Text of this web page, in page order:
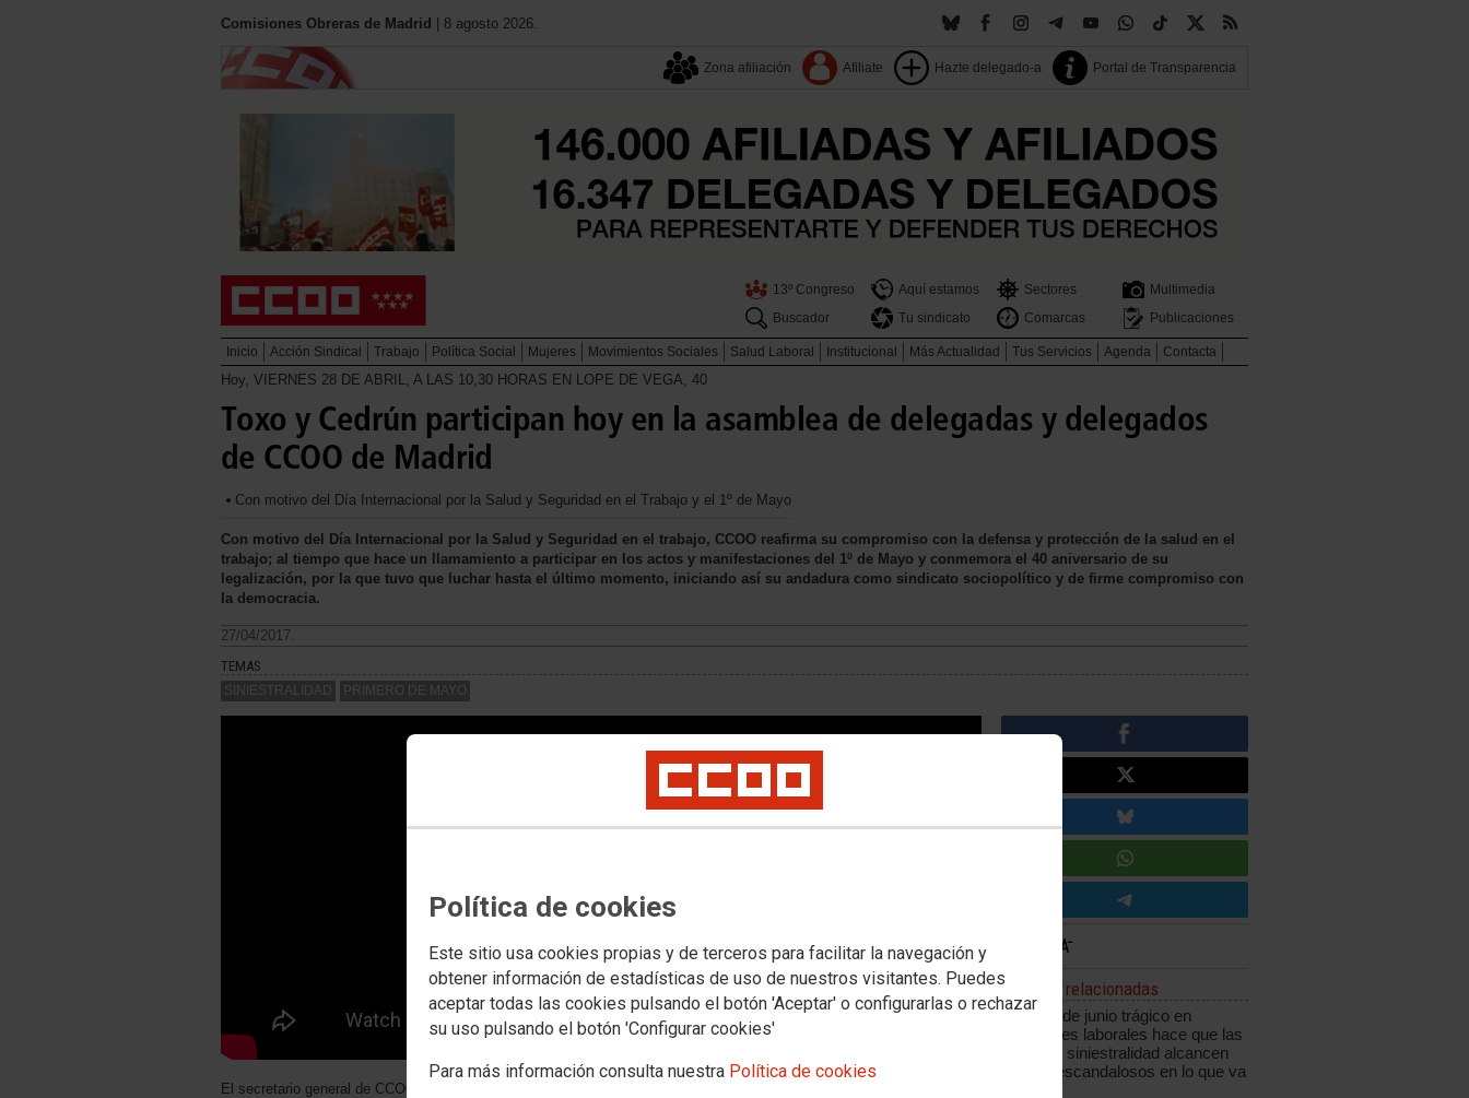
Política de cookies
Este sitio usa cookies propias y de terceros para facilitar la navegación y
obtener información de estadísticas de uso de nuestros visitantes. Puedes
aceptar todas las cookies pulsando el botón 'Aceptar' o configurarlas o rechazar
su uso pulsando el botón 'Configurar cookies'
Para más información consulta nuestra Política de cookies
Comisiones Obreras de Madrid | 8 agosto 2026.
Zona afiliación Afiliate Hazte delegado-a Portal de Transparencia
13º Congreso Aquí estamos Sectores
Multimedia
Buscador
Tu sindicato Comarcas Publicaciones
Inicio Acción Sindical Trabajo Política Social Mujeres Movimientos Sociales Salud Laboral Institucional Más Actualidad Tus Servicios Agenda Contacta
Hoy, VIERNES 28 DE ABRIL, A LAS 10,30 HORAS EN LOPE DE VEGA, 40
Toxo y Cedrún participan hoy en la asamblea de delegadas y delegados
de CCOO de Madrid
Con motivo del Día Internacional por la Salud y Seguridad en el Trabajo y el 1º de Mayo
Con motivo del Día Internacional por la Salud y Seguridad en el trabajo, CCOO reafirma su compromiso con la defensa y protección de la salud en el
trabajo; al tiempo que hace un llamamiento a participar en los actos y manifestaciones del 1º de Mayo y conmemora el 40 aniversario de su
legalización, por la que tuvo que luchar hasta el último momento, iniciando así su andadura como sindicato sociopolítico y de firme compromiso con
la democracia.
27/04/2017.
TEMAS
SINIESTRALIDAD PRIMERO DE MAYO
El secretario general de CCOO, Ignacio Fernández Toxo, y el
Noticias relacionadas
Un mes de junio trágico en
accidentes laborales hace que las
cifras de siniestralidad alcancen
niveles escandalosos en lo que va